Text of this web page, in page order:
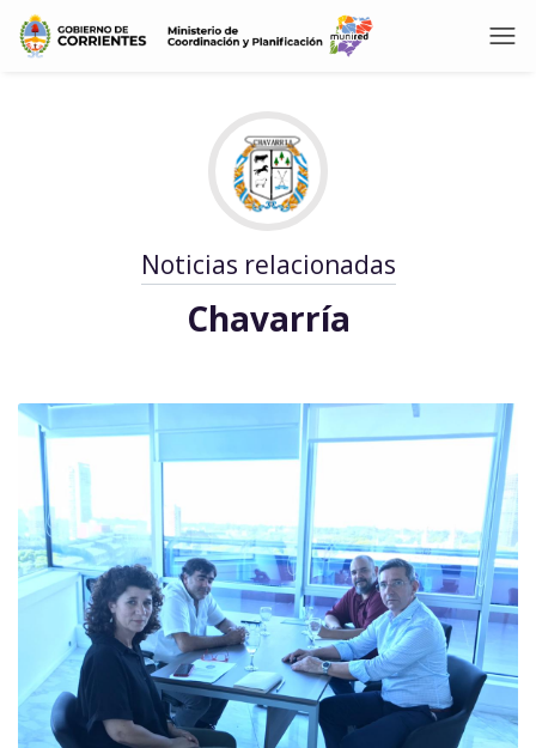
Noticias relacionadas
Chavarría